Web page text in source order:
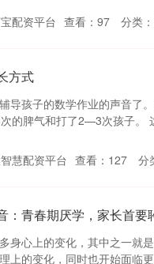
配资平台 查看： 97 分类：
方式
导孩子的数学作业的声音了
的脾气和打了2—3次孩子。
慧配资平台 查看： 127 分
：青春期厌学，家长首要
身心上的变化，其中之一就
上的变化，同时也开始面临